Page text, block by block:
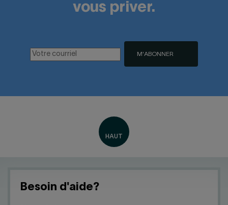
vous priver.
M'ABONNER
Besoin d'aide?